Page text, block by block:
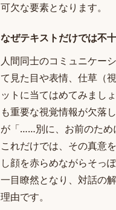
可欠な要素となります。
なぜテキストだけでは不
人間同士のコミュニケー
て見た目や表情、仕草（
ットに当てはめてみまし
も重要な視覚情報が欠落
が「……別に、お前のため
これだけでは、その真意
し顔を赤らめながらそっ
一目瞭然となり、対話の
理由です。